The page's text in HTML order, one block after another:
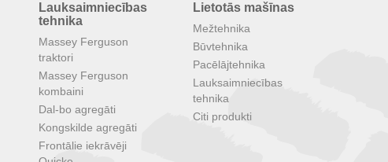
Lauksaimniecības
tehnika
Massey Ferguson
traktori
Massey Ferguson
kombaini
Dal-bo agregāti
Kongskilde agregāti
Frontālie iekrāvēji
Lietotās mašīnas
Mežtehnika
Būvtehnika
Pacēlājtehnika
Lauksaimniecības
tehnika
Citi produkti